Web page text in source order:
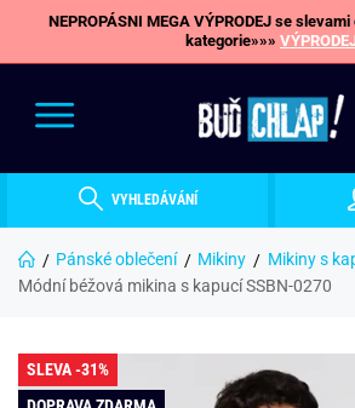
NEPROPÁSNI MEGA VÝPRODEJ se
kategorie»»»
VYHLEDÁVÁNÍ
Pánské oblečení Mikiny
Mikiny s
Módní béžová mikina s kapucí SSBN-0270
SLEVA -31%